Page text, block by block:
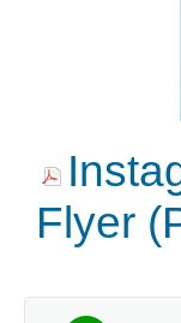
Flyer